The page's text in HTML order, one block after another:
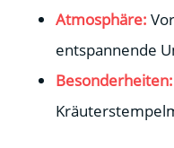
Atmosphäre:
entspannende
Besonderheiten: